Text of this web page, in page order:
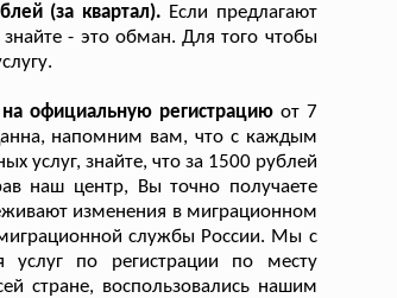
(за квартал). Если предлагают
- это обман. Для того чтобы
официальную регистрацию от 7
напомним вам, что с каждым
услуг, знайте, что за 1500 рублей
наш центр, Вы точно получаете
изменения в миграционном
службы России. Мы с
услуг по регистрации по месту
стране, воспользовались нашим